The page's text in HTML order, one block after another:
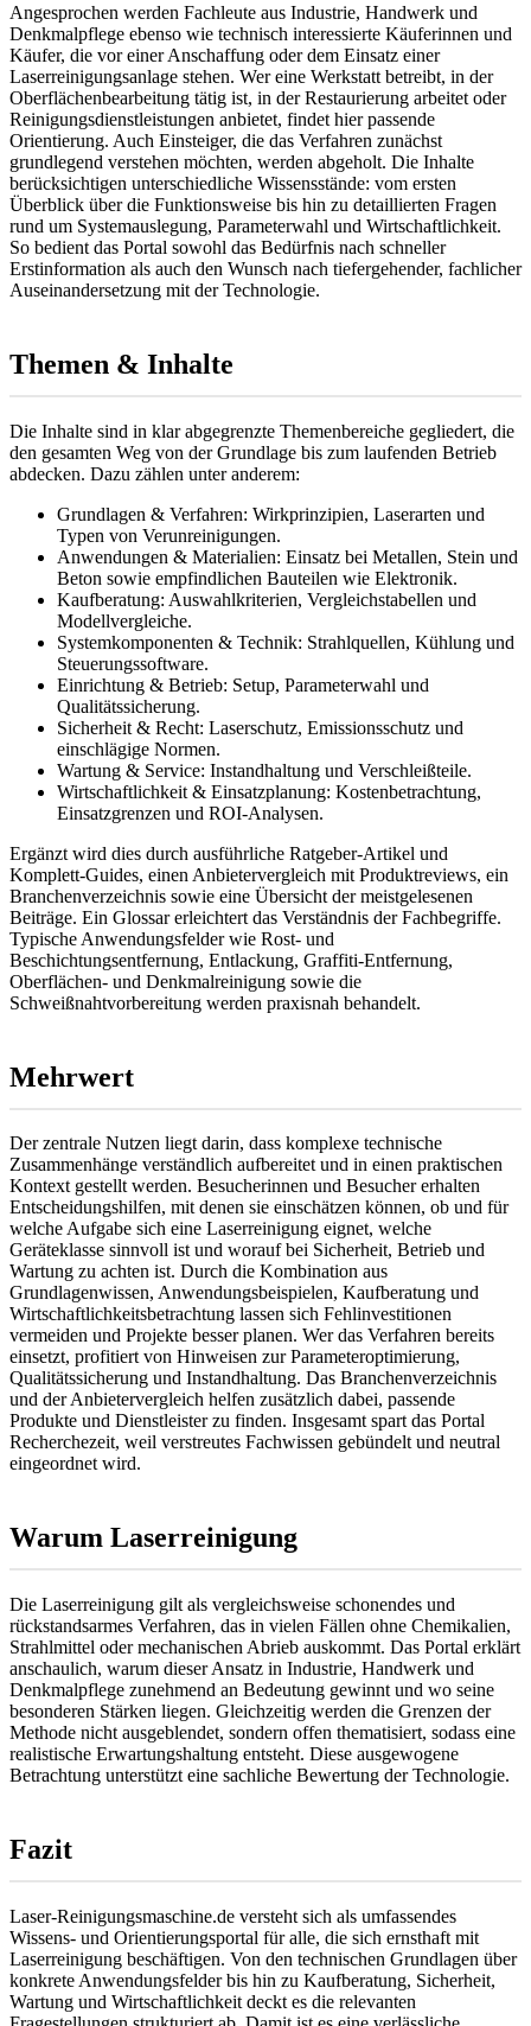
Angesprochen werden Fachleute aus Industrie, Handwerk und
Denkmalpflege ebenso wie technisch interessierte Käuferinnen und
Käufer, die vor einer Anschaffung oder dem Einsatz einer
Laserreinigungsanlage stehen. Wer eine Werkstatt betreibt, in der
Oberflächenbearbeitung tätig ist, in der Restaurierung arbeitet oder
Reinigungsdienstleistungen anbietet, findet hier passende
Orientierung. Auch Einsteiger, die das Verfahren zunächst
grundlegend verstehen möchten, werden abgeholt. Die Inhalte
berücksichtigen unterschiedliche Wissensstände: vom ersten
Überblick über die Funktionsweise bis hin zu detaillierten Fragen
rund um Systemauslegung, Parameterwahl und Wirtschaftlichkeit.
So bedient das Portal sowohl das Bedürfnis nach schneller
Erstinformation als auch den Wunsch nach tiefergehender, fachlicher
Auseinandersetzung mit der Technologie.
Themen & Inhalte
Die Inhalte sind in klar abgegrenzte Themenbereiche gegliedert, die
den gesamten Weg von der Grundlage bis zum laufenden Betrieb
abdecken. Dazu zählen unter anderem:
Grundlagen & Verfahren: Wirkprinzipien, Laserarten und
Typen von Verunreinigungen.
Anwendungen & Materialien: Einsatz bei Metallen, Stein und
Beton sowie empfindlichen Bauteilen wie Elektronik.
Kaufberatung: Auswahlkriterien, Vergleichstabellen und
Modellvergleiche.
Systemkomponenten & Technik: Strahlquellen, Kühlung und
Steuerungssoftware.
Einrichtung & Betrieb: Setup, Parameterwahl und
Qualitätssicherung.
Sicherheit & Recht: Laserschutz, Emissionsschutz und
einschlägige Normen.
Wartung & Service: Instandhaltung und Verschleißteile.
Wirtschaftlichkeit & Einsatzplanung: Kostenbetrachtung,
Einsatzgrenzen und ROI-Analysen.
Ergänzt wird dies durch ausführliche Ratgeber-Artikel und
Komplett-Guides, einen Anbietervergleich mit Produktreviews, ein
Branchenverzeichnis sowie eine Übersicht der meistgelesenen
Beiträge. Ein Glossar erleichtert das Verständnis der Fachbegriffe.
Typische Anwendungsfelder wie Rost- und
Beschichtungsentfernung, Entlackung, Graffiti-Entfernung,
Oberflächen- und Denkmalreinigung sowie die
Schweißnahtvorbereitung werden praxisnah behandelt.
Mehrwert
Der zentrale Nutzen liegt darin, dass komplexe technische
Zusammenhänge verständlich aufbereitet und in einen praktischen
Kontext gestellt werden. Besucherinnen und Besucher erhalten
Entscheidungshilfen, mit denen sie einschätzen können, ob und für
welche Aufgabe sich eine Laserreinigung eignet, welche
Geräteklasse sinnvoll ist und worauf bei Sicherheit, Betrieb und
Wartung zu achten ist. Durch die Kombination aus
Grundlagenwissen, Anwendungsbeispielen, Kaufberatung und
Wirtschaftlichkeitsbetrachtung lassen sich Fehlinvestitionen
vermeiden und Projekte besser planen. Wer das Verfahren bereits
einsetzt, profitiert von Hinweisen zur Parameteroptimierung,
Qualitätssicherung und Instandhaltung. Das Branchenverzeichnis
und der Anbietervergleich helfen zusätzlich dabei, passende
Produkte und Dienstleister zu finden. Insgesamt spart das Portal
Recherchezeit, weil verstreutes Fachwissen gebündelt und neutral
eingeordnet wird.
Warum Laserreinigung
Die Laserreinigung gilt als vergleichsweise schonendes und
rückstandsarmes Verfahren, das in vielen Fällen ohne Chemikalien,
Strahlmittel oder mechanischen Abrieb auskommt. Das Portal erklärt
anschaulich, warum dieser Ansatz in Industrie, Handwerk und
Denkmalpflege zunehmend an Bedeutung gewinnt und wo seine
besonderen Stärken liegen. Gleichzeitig werden die Grenzen der
Methode nicht ausgeblendet, sondern offen thematisiert, sodass eine
realistische Erwartungshaltung entsteht. Diese ausgewogene
Betrachtung unterstützt eine sachliche Bewertung der Technologie.
Fazit
Laser-Reinigungsmaschine.de versteht sich als umfassendes
Wissens- und Orientierungsportal für alle, die sich ernsthaft mit
Laserreinigung beschäftigen. Von den technischen Grundlagen über
konkrete Anwendungsfelder bis hin zu Kaufberatung, Sicherheit,
Wartung und Wirtschaftlichkeit deckt es die relevanten